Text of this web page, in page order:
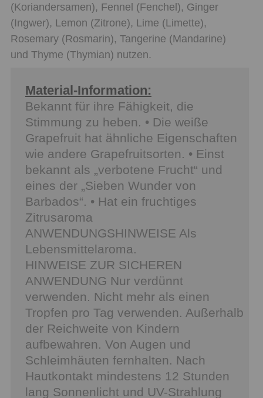
(Koriandersamen), Fennel (Fenchel), Ginger
(Ingwer), Lemon (Zitrone), Lime (Limette),
Rosemary (Rosmarin), Tangerine (Mandarine)
und Thyme (Thymian) nutzen.
Material-Information:
Bekannt für ihre Fähigkeit, die
Stimmung zu heben. • Die weiße
Grapefruit hat ähnliche Eigenschaften
wie andere Grapefruitsorten. • Einst
bekannt als „verbotene Frucht“ und
eines der „Sieben Wunder von
Barbados“. • Hat ein fruchtiges
Zitrusaroma
ANWENDUNGSHINWEISE Als
Lebensmittelaroma.
HINWEISE ZUR SICHEREN
ANWENDUNG Nur verdünnt
verwenden. Nicht mehr als einen
Tropfen pro Tag verwenden. Außerhalb
der Reichweite von Kindern
aufbewahren. Von Augen und
Schleimhäuten fernhalten. Nach
Hautkontakt mindestens 12 Stunden
lang Sonnenlicht und UV-Strahlung